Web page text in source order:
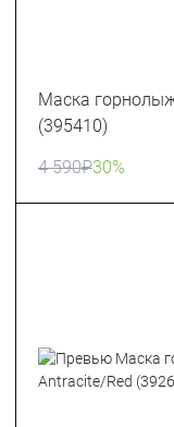
Маска
(395410)
4 590₽30%